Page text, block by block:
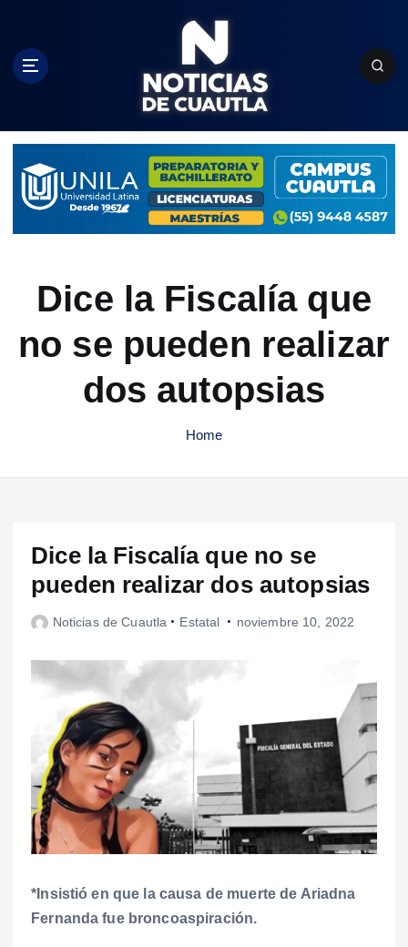
c
Dice la Fiscalía que
no se pueden realizar
dos autopsias
Home
Dice la Fiscalía que no se
pueden realizar dos autopsias
Noticias de Cuautla Estatal noviembre 10, 2022
*Insistió en que la causa de muerte de Ariadna
Fernanda fue broncoaspiración.